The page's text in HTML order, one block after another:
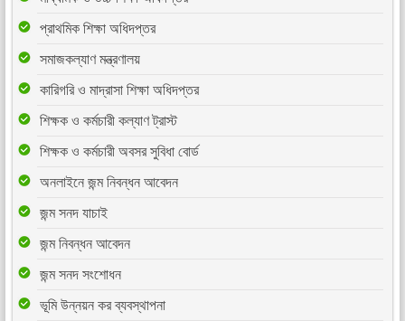
প্রাথমিক শিক্ষা অধিদপ্তর
সমাজকল্যাণ মন্ত্রণালয়
কারিগরি ও মাদ্রাসা শিক্ষা অধিদপ্তর
শিক্ষক ও কর্মচারী কল্যাণ ট্রাস্ট
শিক্ষক ও কর্মচারী অবসর সুবিধা বোর্ড
অনলাইনে জন্ম নিবন্ধন আবেদন
জন্ম সনদ যাচাই
জন্ম নিবন্ধন আবেদন
জন্ম সনদ সংশোধন
ভূমি উন্নয়ন কর ব্যবস্থাপনা